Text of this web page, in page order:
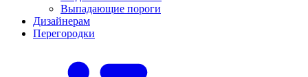
Выпадающие пороги
Дизайнерам
Перегородки